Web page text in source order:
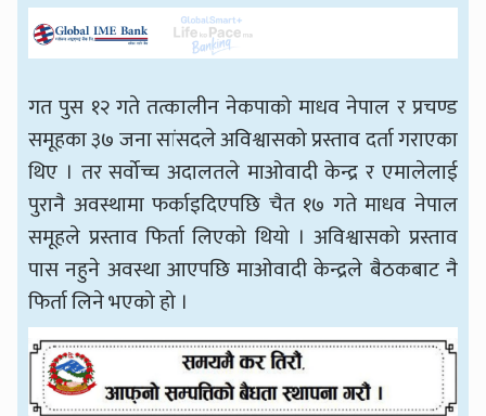
गत पुस १२ गते तत्कालीन नेकपाको माधव नेपाल र प्रचण्ड
समूहका ३७ जना सांसदले अविश्वासको प्रस्ताव दर्ता गराएका
थिए । तर सर्वोच्च अदालतले माओवादी केन्द्र र एमालेलाई
पुरानै अवस्थामा फर्काइदिएपछि चैत १७ गते माधव नेपाल
समूहले प्रस्ताव फिर्ता लिएको थियो । अविश्वासको प्रस्ताव
पास नहुने अवस्था आएपछि माओवादी केन्द्रले बैठकबाट नै
फिर्ता लिने भएको हो ।